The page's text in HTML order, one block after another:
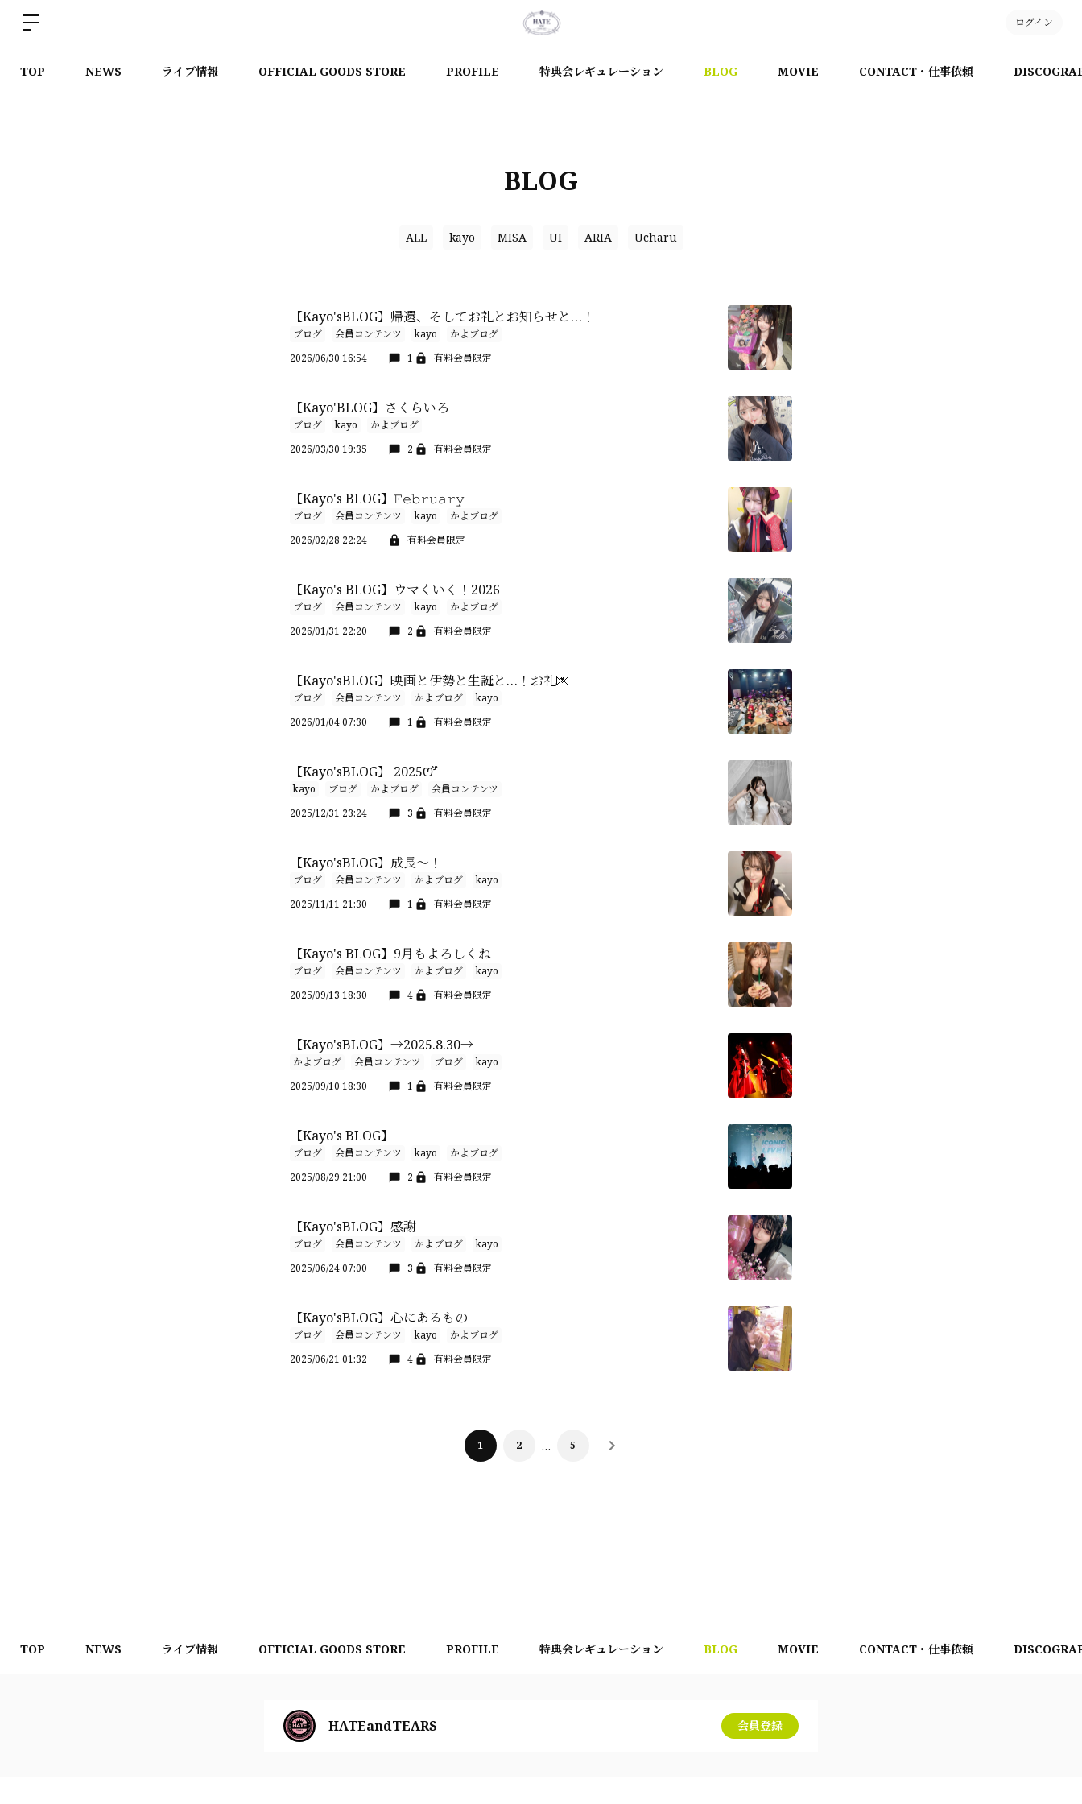
ログイン
TOP NEWS ライブ情報 OFFICIAL GOODS STORE PROFILE 特典会レギュレーション BLOG MOVIE CONTACT・仕事依頼
BLOG
ALL kayo MISA UI ARIA Ucharu
【Kayo'sBLOG】帰還、そしてお礼とお知らせと…！
ブログ 会員コンテンツ kayo
かよブログ
2026/06/30 16:54
1 有料会員限定
【Kayo'BLOG】さくらいろ
ブログ kayo
かよブログ
2026/03/30 19:35
2 有料会員限定
【Kayo's BLOG】𝙵𝚎𝚋𝚛𝚞𝚊𝚛𝚢
ブログ 会員コンテンツ kayo
かよブログ
2026/02/28 22:24
有料会員限定
【Kayo's BLOG】ウマくいく！2026
ブログ 会員コンテンツ kayo
かよブログ
2026/01/31 22:20
2 有料会員限定
【Kayo'sBLOG】映画と伊勢と生誕と…！お礼💌
ブログ 会員コンテンツ かよブログ
kayo
2026/01/04 07:30
1 有料会員限定
【Kayo'sBLOG】 2025ꯁꯧ
kayo ブログ かよブログ
会員コンテンツ
2025/12/31 23:24
3 有料会員限定
【Kayo'sBLOG】成長～！
ブログ 会員コンテンツ かよブログ
kayo
2025/11/11 21:30
1 有料会員限定
【Kayo's BLOG】9月もよろしくね
ブログ 会員コンテンツ かよブログ
kayo
2025/09/13 18:30
4 有料会員限定
【Kayo'sBLOG】→2025.8.30→
かよブログ 会員コンテンツ ブログ
kayo
2025/09/10 18:30
1 有料会員限定
【Kayo's BLOG】
ブログ 会員コンテンツ kayo
かよブログ
2025/08/29 21:00
2 有料会員限定
【Kayo'sBLOG】感謝
ブログ 会員コンテンツ かよブログ
kayo
2025/06/24 07:00
3 有料会員限定
【Kayo'sBLOG】心にあるもの
ブログ 会員コンテンツ kayo
かよブログ
2025/06/21 01:32
4 有料会員限定
1 2 … 5
TOP NEWS ライブ情報 OFFICIAL GOODS STORE PROFILE 特典会レギュレーション BLOG MOVIE CONTACT・仕事依頼
HATEandTEARS 会員登録